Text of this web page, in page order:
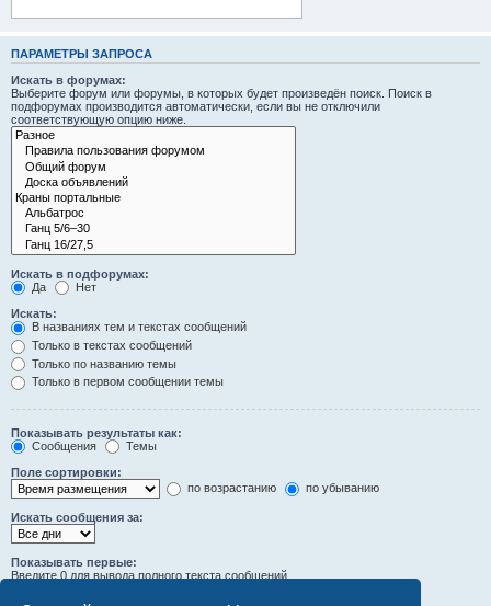
ПАРАМЕТРЫ ЗАПРОСА
Искать в форумах:
Выберите форум или форумы, в которых будет произведён поиск. Поиск в
подфорумах производится автоматически, если вы не отключили
соответствующую опцию ниже.
Искать в подфорумах:
Да
Нет
Искать:
В названиях тем и текстах сообщений
Только в текстах сообщений
Только по названию темы
Только в первом сообщении темы
Показывать результаты как:
Сообщения
Темы
Поле сортировки:
по возрастанию
по убыванию
Искать сообщения за:
Показывать первые:
Введите 0 для вывода полного текста сообщений.